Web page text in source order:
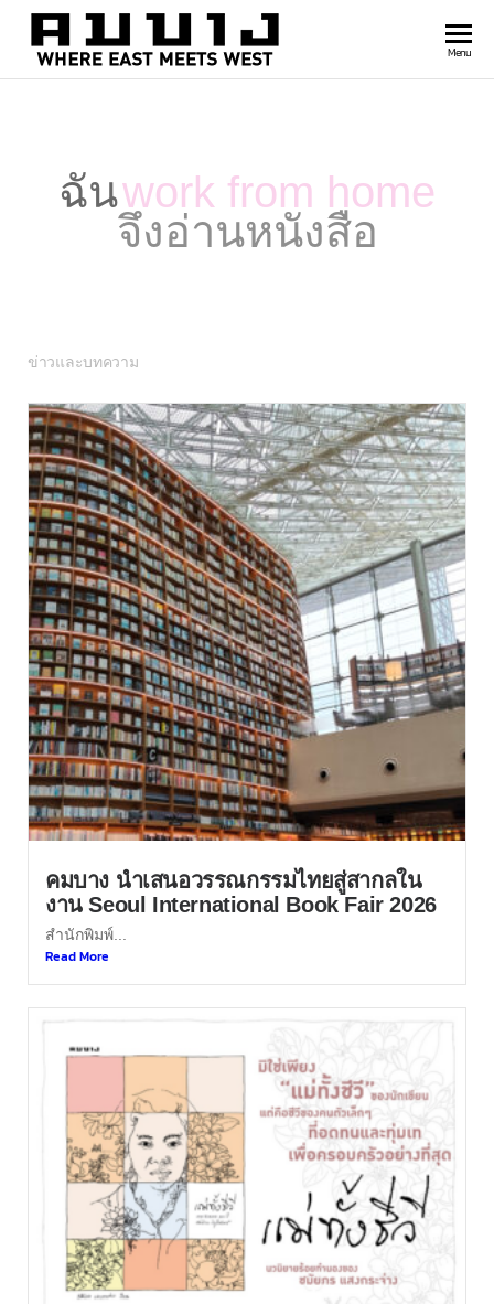
east
Menu
ฉันwork from home
จึงอ่านหนังสือ
ข่าวและบทความ
คมบาง นำเสนอวรรณกรรมไทยสู่สากลใน
งาน Seoul International Book Fair 2026
สำนักพิมพ์...
Read More